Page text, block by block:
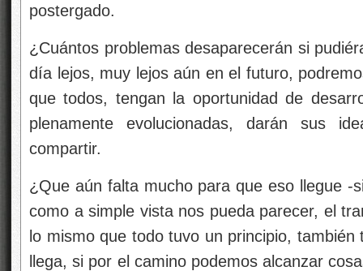
postergado.
¿Cuántos problemas desaparecerán si
día lejos, muy lejos aún en el futuro,
que todos, tengan la oportunidad de
plenamente evolucionadas, darán sus
compartir.
¿Que aún falta mucho para que eso llegue -
como a simple vista nos pueda parecer, el
lo mismo que todo tuvo un principio,
llega, si por el camino podemos alcanzar